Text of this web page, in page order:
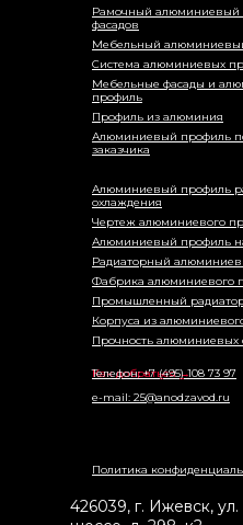
Система алюминиевых
Профиль из алюминия
Алюминиевый профиль
Чертеж алюминиевого
Корпуса из
Промышленный
Фабрика алюминиевого
Прочность алюминиевых
Радиаторный
Алюминиевый профиль
охлаждения
Алюминиевый профиль
заказчика
Мебельные фасады и
профиль
Мебельный
Рамочный алюминиевый
фасадов
Как добраться →
Телефон: +7 (495) 108 73 97
Политика
e-mail: 25@anodzavod.ru
426039, г. Ижевск,